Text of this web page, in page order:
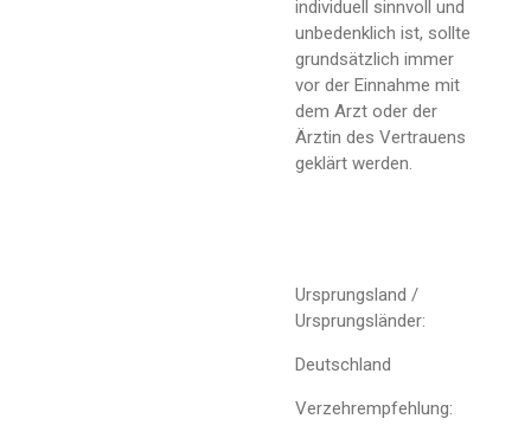
individuell sinnvoll und
unbedenklich ist, sollte
grundsätzlich immer
vor der Einnahme mit
dem Arzt oder der
Ärztin des Vertrauens
geklärt werden.
Ursprungsland /
Ursprungsländer:
Deutschland
Verzehrempfehlung: